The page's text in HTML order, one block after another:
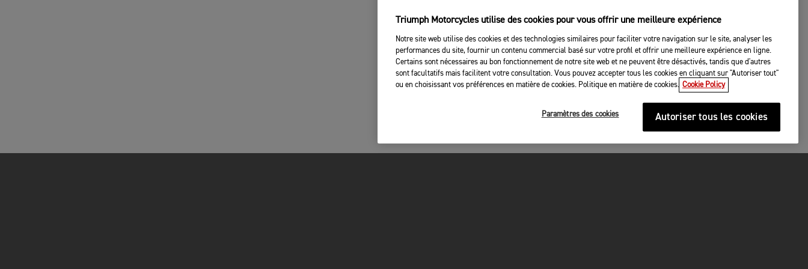
Triumph Motorcycles utilise des cookies pour vous offrir une meilleure expérience
Notre site web utilise des cookies et des technologies similaires pour faciliter votre navigation sur le site, analyser les
performances du site, fournir un contenu commercial basé sur votre profil et offrir une meilleure expérience en ligne.
Certains sont nécessaires au bon fonctionnement de notre site web et ne peuvent être désactivés, tandis que d'autres
sont facultatifs mais facilitent votre consultation. Vous pouvez accepter tous les cookies en cliquant sur "Autoriser tout"
ou en choisissant vos préférences en matière de cookies. Politique en matière de cookies. Cookie Policy
Paramètres des cookies Autoriser tous les cookies